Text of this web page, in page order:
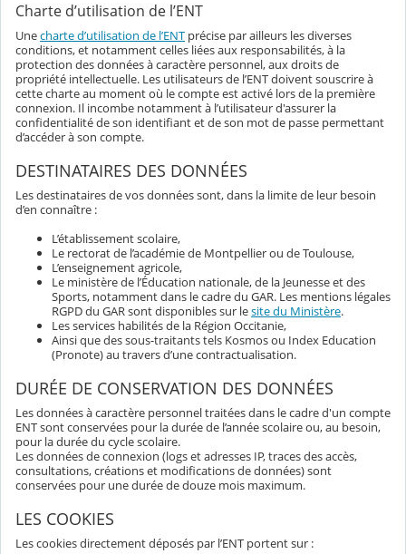
Charte d’utilisation de l’ENT
Unecharte d’utilisation de l’ENT précise par ailleurs les diverses
conditions, et notamment celles liées aux responsabilités, à la
protection des données à caractère personnel, aux droits de
propriété intellectuelle. Les utilisateurs de l’ENT doivent souscrire à
cette charte au moment où le compte est activé lors de la première
connexion. Il incombe notamment à l’utilisateur d'assurer la
confidentialité de son identifiant et de son mot de passe permettant
d’accéder à son compte.
DESTINATAIRES DES DONNÉES
Les destinataires de vos données sont, dans la limite de leur besoin
d’en connaître :
L’établissement scolaire,
Le rectorat de l’académie de Montpellier ou de Toulouse,
L’enseignement agricole,
Le ministère de l’Éducation nationale, de la Jeunesse et des
Sports, notamment dans le cadre du GAR. Les mentions légales
RGPD du GAR sont disponibles sur lesite du Ministère.
Les services habilités de la Région Occitanie,
Ainsi que des sous-traitants tels Kosmos ou Index Education
(Pronote) au travers d’une contractualisation.
DURÉE DE CONSERVATION DES DONNÉES
Les données à caractère personnel traitées dans le cadre d'un compte
ENT sont conservées pour la durée de l’année scolaire ou, au besoin,
pour la durée du cycle scolaire.
Les données de connexion (logs et adresses IP, traces des accès,
consultations, créations et modifications de données) sont
conservées pour une durée de douze mois maximum.
LES COOKIES
Les cookies directement déposés par l’ENT portent sur :